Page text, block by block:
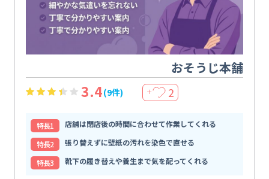
おそうじ本舗
3.4(9件) ＋ 2
特⻑1
店舗は閉店後の時間に合わせて作業してくれる
特⻑2
張り替えずに壁紙の汚れを染色で直せる
特⻑3
靴下の履き替えや養生まで気を配ってくれる